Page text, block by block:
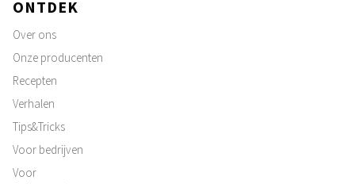
ONTDEK
Over ons
Onze producenten
Recepten
Verhalen
Tips&Tricks
Voor bedrijven
Voor